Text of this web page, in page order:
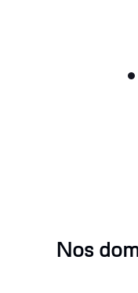
Nos